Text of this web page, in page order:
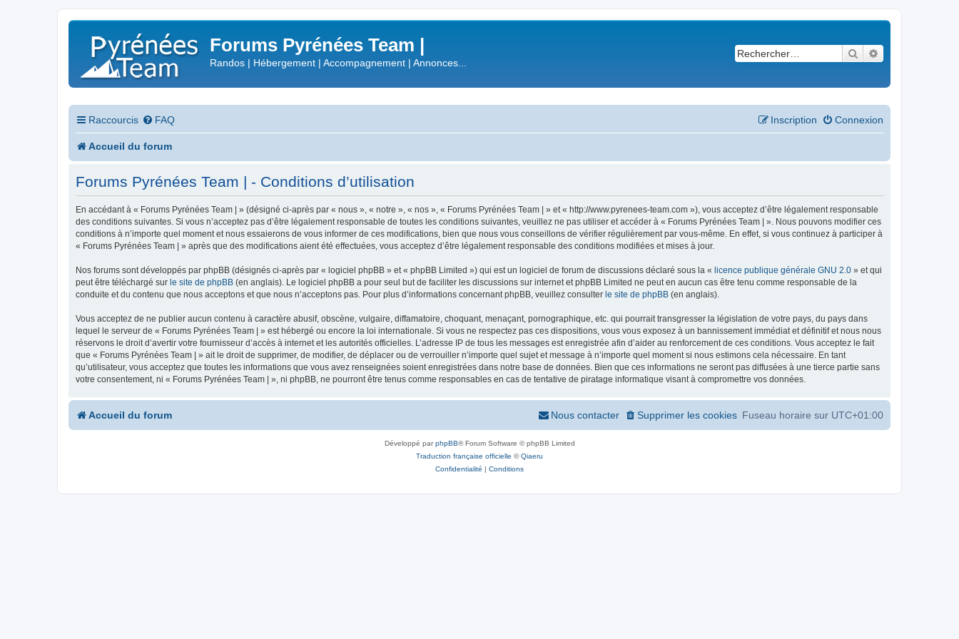
Forums Pyrénées Team |
Randos | Hébergement | Accompagnement | Annonces...
Rechercher
Raccourcis FAQ Connexion
Inscription
Accueil du forum
Forums Pyrénées Team | - Conditions d’utilisation
En accédant à « Forums Pyrénées Team | » (désigné ci-après par « nous », « notre », « nos », « Forums Pyrénées Team | » et « http://www.pyrenees-team.com »), vous acceptez d’être légalement responsable
des conditions suivantes. Si vous n’acceptez pas d’être légalement responsable de toutes les conditions suivantes, veuillez ne pas utiliser et accéder à « Forums Pyrénées Team | ». Nous pouvons modifier ces
conditions à n’importe quel moment et nous essaierons de vous informer de ces modifications, bien que nous vous conseillons de vérifier régulièrement par vous-même. En effet, si vous continuez à participer à
« Forums Pyrénées Team | » après que des modifications aient été effectuées, vous acceptez d’être légalement responsable des conditions modifiées et mises à jour.
Nos forums sont développés par phpBB (désignés ci-après par « logiciel phpBB » et « phpBB Limited ») qui est un logiciel de forum de discussions déclaré sous la « licence publique générale GNU 2.0 » et qui
peut être téléchargé sur le site de phpBB (en anglais). Le logiciel phpBB a pour seul but de faciliter les discussions sur internet et phpBB Limited ne peut en aucun cas être tenu comme responsable de la
conduite et du contenu que nous acceptons et que nous n’acceptons pas. Pour plus d’informations concernant phpBB, veuillez consulter le site de phpBB (en anglais).
Vous acceptez de ne publier aucun contenu à caractère abusif, obscène, vulgaire, diffamatoire, choquant, menaçant, pornographique, etc. qui pourrait transgresser la législation de votre pays, du pays dans
lequel le serveur de « Forums Pyrénées Team | » est hébergé ou encore la loi internationale. Si vous ne respectez pas ces dispositions, vous vous exposez à un bannissement immédiat et définitif et nous nous
réservons le droit d’avertir votre fournisseur d’accès à internet et les autorités officielles. L’adresse IP de tous les messages est enregistrée afin d’aider au renforcement de ces conditions. Vous acceptez le fait
que « Forums Pyrénées Team | » ait le droit de supprimer, de modifier, de déplacer ou de verrouiller n’importe quel sujet et message à n’importe quel moment si nous estimons cela nécessaire. En tant
qu’utilisateur, vous acceptez que toutes les informations que vous avez renseignées soient enregistrées dans notre base de données. Bien que ces informations ne seront pas diffusées à une tierce partie sans
votre consentement, ni « Forums Pyrénées Team | », ni phpBB, ne pourront être tenus comme responsables en cas de tentative de piratage informatique visant à compromettre vos données.
Accueil du forum Fuseau horaire sur UTC+01:00
Supprimer les cookies
Nous contacter
Développé parphpBB® Forum Software © phpBB Limited
Traduction française officielle ©Qiaeru
Confidentialité | Conditions